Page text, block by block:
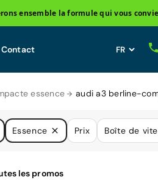
ensemble la formule qui vous
Contact
essence audi a3 berline-
Essence Prix Boîte de